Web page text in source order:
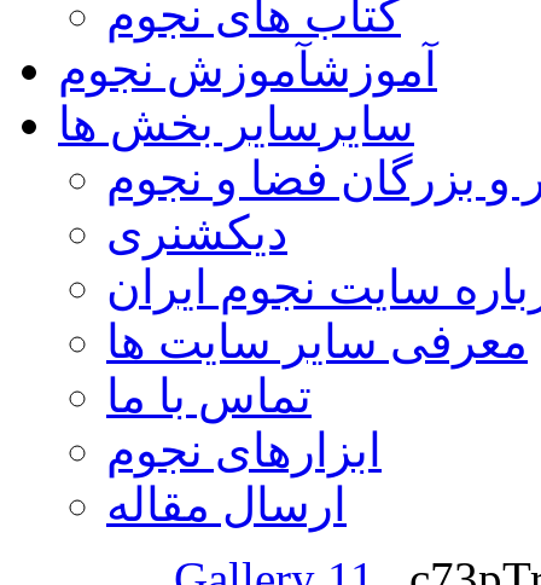
کتاب های نجوم
آموزشآموزش نجوم
سایر سایر بخش ها
و بزرگان فضا و نجوم
دیکشنری
سایت نجوم ایران
معرفی سایر سایت ها
تماس با ما
ابزارهای نجوم
ارسال مقاله